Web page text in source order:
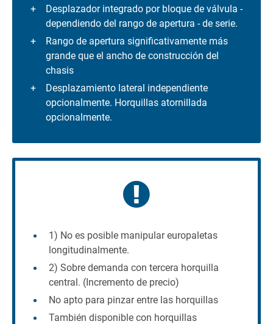
Desplazador integrado por bloque de válvula -
dependiendo del rango de apertura - de serie.
Rango de apertura significativamente más
grande que el ancho de construcción del
chasis
Desplazamiento lateral independiente
opcionalmente. Horquillas atornillada
opcionalmente.
1) No es posible manipular europaletas
longitudinalmente.
2) Sobre demanda con tercera horquilla
central. (Incremento de precio)
No apto para pinzar entre las horquillas
También disponible con horquillas